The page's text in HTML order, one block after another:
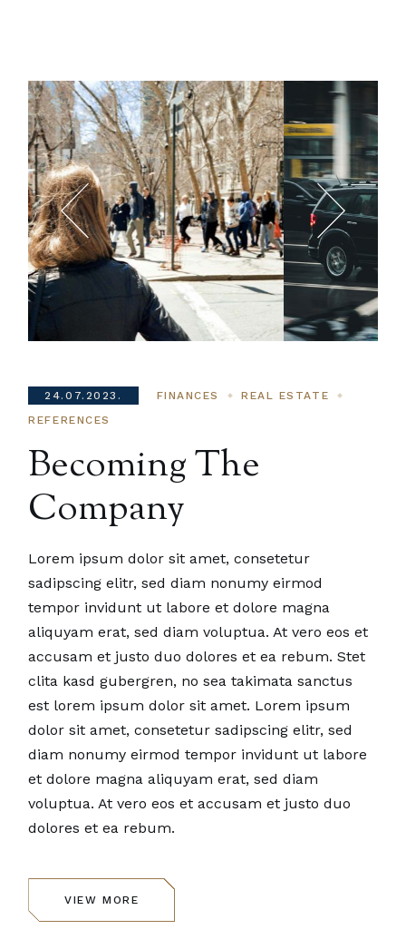
24.07.2023. FINANCES
REAL ESTATE
REFERENCES
Becoming The
Company
Lorem ipsum dolor sit amet, consetetur
sadipscing elitr, sed diam nonumy eirmod
tempor invidunt ut labore et dolore magna
aliquyam erat, sed diam voluptua. At vero eos et
accusam et justo duo dolores et ea rebum. Stet
clita kasd gubergren, no sea takimata sanctus
est lorem ipsum dolor sit amet. Lorem ipsum
dolor sit amet, consetetur sadipscing elitr, sed
diam nonumy eirmod tempor invidunt ut labore
et dolore magna aliquyam erat, sed diam
voluptua. At vero eos et accusam et justo duo
dolores et ea rebum.
VIEW MORE